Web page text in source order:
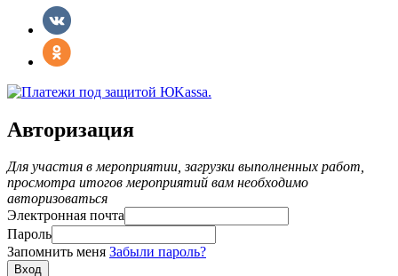
Авторизация
Для участия в мероприятии, загрузки выполненных работ,
просмотра итогов мероприятий вам необходимо
авторизоваться
Электронная почта
Пароль
Запомнить меня Забыли пароль?